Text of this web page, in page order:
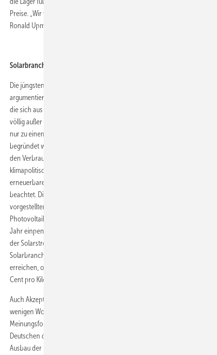
Preise. „Wir warten erst einmal die aktuelle Entwicklung ab“, sagt auch
Ronald Upmann von der Presseabteilung des BSW-Solar.
Solarbranche hält an Roadmap fest
Die jüngsten Forderungen von einigen Wissenschaftlern
argumentieren ausschließlich mit den Belastungen für die Haushalte,
die sich aus dem Erneuerbare-Energien-Gesetz ergeben. Sie lassen
völlig außer Acht, dass die jüngst erfolgte Preisanhebung beim Strom
nur zu einem Drittel durch den Ausbau der erneuerbaren Energien
begründet war. Die Stromkonzerne haben die Gelegenheit genutzt,
den Verbrauchern tief in die Tasche zu greifen. Auch die
klimapolitische Notwendigkeit zum schnellen Ausbau der
erneuerbaren Energien haben die Autoren in ihren Appell nicht
beachtet. Die Solarbranche hält an ihrer im Herbst dieses Jahres
vorgestellten Roadmap fest. Demnach soll sich der Zubau in der
Photovoltaik in Deutschland ab 2012 auf drei bis fünf Gigawatt pro
Jahr einpendeln. Außerdem begrüßt sie eine dynamische Anpassung
der Solarstromförderung an den Markt. Insgesamt kann die
Solarbranche ihre Ziele und die Klimaziele der Bundesregierung
erreichen, ohne die Belastungen für die Haushalte mit mehr als zwei
Cent pro Kilowattstunde überzustrapazieren.
Auch Akzeptanzprobleme sieht die Solarbranche nicht. Erst vor
wenigen Wochen hatte eine repräsentative Umfrage des
Meinungsforschungsinstitutes Emnid ergeben, dass drei Viertel der
Deutschen durchaus bereit sind, die Anschubfinanzierung für den
Ausbau der Photovoltaik zu tragen. Der